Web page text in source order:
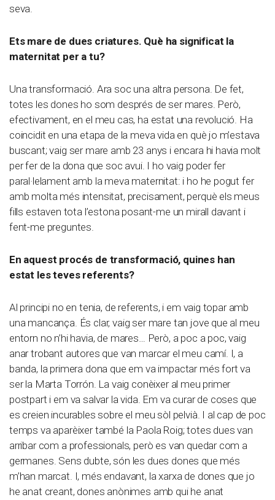
seva.
Ets mare de dues criatures. Què ha significat la
maternitat per a tu?
Una transformació. Ara soc una altra persona. De fet,
totes les dones ho som després de ser mares. Però,
efectivament, en el meu cas, ha estat una revolució. Ha
coincidit en una etapa de la meva vida en què jo m’estava
buscant; vaig ser mare amb 23 anys i encara hi havia molt
per fer de la dona que soc avui. I ho vaig poder fer
paral·lelament amb la meva maternitat: i ho he pogut fer
amb molta més intensitat, precisament, perquè els meus
fills estaven tota l’estona posant-me un mirall davant i
fent-me preguntes.
En aquest procés de transformació, quines han
estat les teves referents?
Al principi no en tenia, de referents, i em vaig topar amb
una mancança. És clar, vaig ser mare tan jove que al meu
entorn no n’hi havia, de mares… Però, a poc a poc, vaig
anar trobant autores que van marcar el meu camí. I, a
banda, la primera dona que em va impactar més fort va
ser la Marta Torrón. La vaig conèixer al meu primer
postpart i em va salvar la vida. Em va curar de coses que
es creien incurables sobre el meu sòl pelvià. I al cap de poc
temps va aparèixer també la Paola Roig; totes dues van
arribar com a professionals, però es van quedar com a
germanes. Sens dubte, són les dues dones que més
m’han marcat. I, més endavant, la xarxa de dones que jo
he anat creant, dones anònimes amb qui he anat